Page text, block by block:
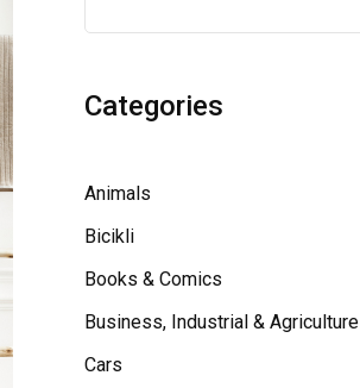
Categories
Animals
Bicikli
Books & Comics
Business, Industrial & Agriculture
Cars